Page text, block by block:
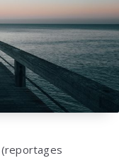
(reportages